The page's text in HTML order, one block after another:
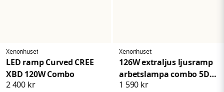
Xenonhuset
LED ramp Curved CREE
XBD 120W Combo
2 400 kr
Xenonhuset
126W extraljus ljusramp
arbetslampa combo 5D
lins
1 590 kr